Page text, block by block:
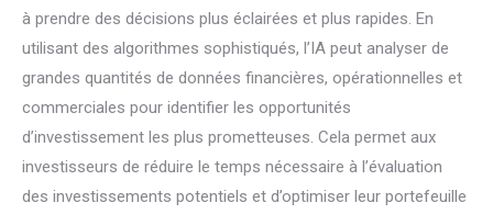
à prendre des décisions plus éclairées et plus rapides. En
utilisant des algorithmes sophistiqués, l’IA peut analyser de
grandes quantités de données financières, opérationnelles et
commerciales pour identifier les opportunités
d’investissement les plus prometteuses. Cela permet aux
investisseurs de réduire le temps nécessaire à l’évaluation
des investissements potentiels et d’optimiser leur portefeuille